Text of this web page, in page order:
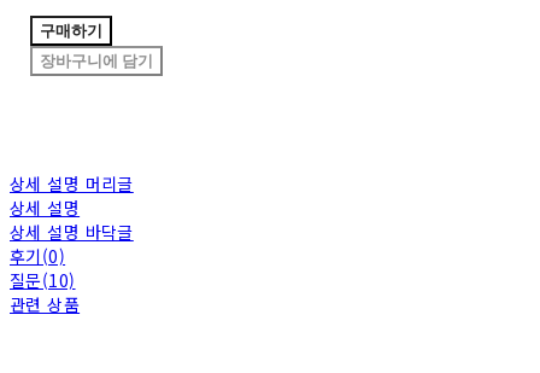
구매하기
장바구니에 담기
상세 설명 머리글
상세 설명
상세 설명 바닥글
후기(0)
질문(10)
관련 상품